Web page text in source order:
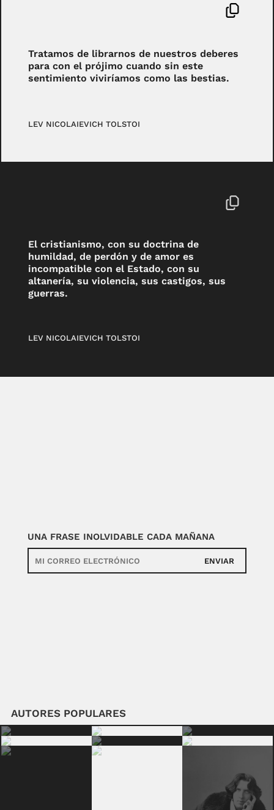
Tratamos de librarnos de nuestros deberes
para con el prójimo cuando sin este
sentimiento viviríamos como las bestias.
LEV NICOLAIEVICH TOLSTOI
El cristianismo, con su doctrina de
humildad, de perdón y de amor es
incompatible con el Estado, con su
altanería, su violencia, sus castigos, sus
guerras.
LEV NICOLAIEVICH TOLSTOI
UNA FRASE INOLVIDABLE CADA MAÑANA
ENVIAR
AUTORES POPULARES